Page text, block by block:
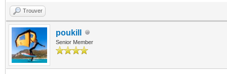
Trouver
poukill
Senior Member